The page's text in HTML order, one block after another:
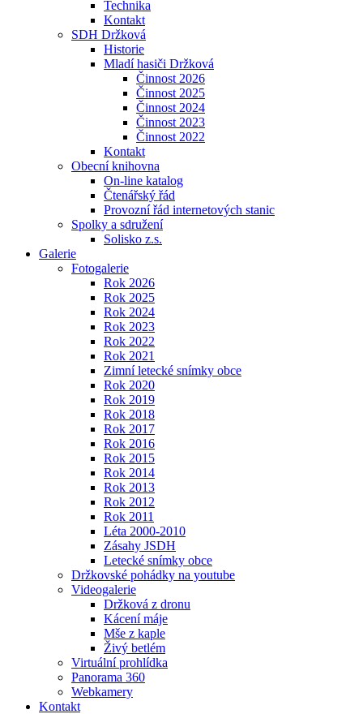
Technika
Kontakt
SDH Držková
Historie
Mladí hasiči Držková
Činnost 2026
Činnost 2025
Činnost 2024
Činnost 2023
Činnost 2022
Kontakt
Obecní knihovna
On-line katalog
Čtenářský řád
Provozní řád internetových stanic
Spolky a sdružení
Solisko z.s.
Galerie
Fotogalerie
Rok 2026
Rok 2025
Rok 2024
Rok 2023
Rok 2022
Rok 2021
Zimní letecké snímky obce
Rok 2020
Rok 2019
Rok 2018
Rok 2017
Rok 2016
Rok 2015
Rok 2014
Rok 2013
Rok 2012
Rok 2011
Léta 2000-2010
Zásahy JSDH
Letecké snímky obce
Držkovské pohádky na youtube
Videogalerie
Držková z dronu
Kácení máje
Mše z kaple
Živý betlém
Virtuální prohlídka
Panorama 360
Webkamery
Kontakt